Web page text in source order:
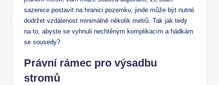
sazenice postavit na hranici pozemku, jinde může být nutné
dodržet vzdálenost minimálně několik metrů. Tak jak tedy
na to, abyste se vyhnuli nechtěným komplikacím a hádkám
se sousedy?
Právní rámec pro výsadbu
stromů